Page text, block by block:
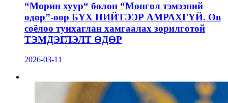
“Морин хуур“ болон “Монгол тэмээний
өдөр”-өөр БҮХ НИЙТЭЭР АМРАХГҮЙ. Өв
соёлоо тунхаглан хамгаалах зорилготой
ТЭМДЭГЛЭЛТ ӨДӨР
2026-03-11